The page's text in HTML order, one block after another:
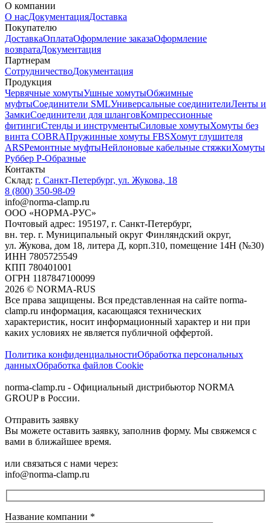
О компании
О насДокументацияДоставка
Покупателю
ДоставкаОплатаОформление заказаОформление
возвратаДокументация
Партнерам
СотрудничествоДокументация
Продукция
Червячные хомутыУшные хомутыОбжимные
муфтыСоединители SMLУниверсальные соединителиЛенты и
ЗамкиСоединители для шланговКомпрессионные
фитингиСтенды и инструментыСиловые хомутыХомуты без
винта COBRAПружинные хомуты FBSХомут глушителя
ARSРемонтные муфтыНейлоновые кабельные стяжкиХомуты
Руббер Р-Образные
Контакты
Склад: г. Санкт-Петербург, ул. Жукова, 18
8 (800) 350-98-09
info@norma-clamp.ru
ООО «НОРМА-РУС»
Почтовый адрес: 195197, г. Санкт-Петербург,
вн. тер. г. Муниципальный округ Финляндский округ,
ул. Жукова, дом 18, литера Д, корп.310, помещение 14Н (№30)
ИНН 7805725549
КПП 780401001
ОГРН 1187847100099
2026 © NORMA-RUS
Все права защищены. Вся представленная на сайте norma-
clamp.ru информация, касающаяся технических
характеристик, носит информационный характер и ни при
каких условиях не является публичной оффертой.‍
Политика конфиденциальностиОбработка персональных
данныхОбработка файлов Cookie
norma-clamp.ru - Официальный дистрибьютор NORMA
GROUP в России.
Отправить заявку
Вы можете оставить заявку, заполнив форму. Мы свяжемся с
вами в ближайшее время.
или связаться с нами через:
info@norma-clamp.ru
Название компании *